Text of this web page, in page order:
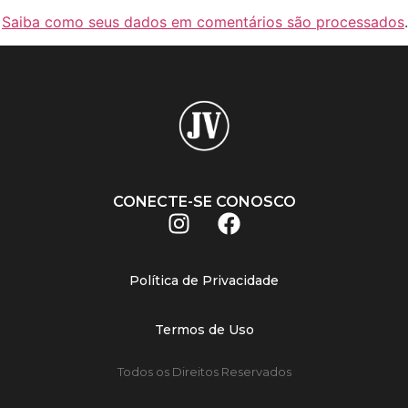
Saiba como seus dados em comentários são processados.
CONECTE-SE CONOSCO
Política de Privacidade
Termos de Uso
Todos os Direitos Reservados